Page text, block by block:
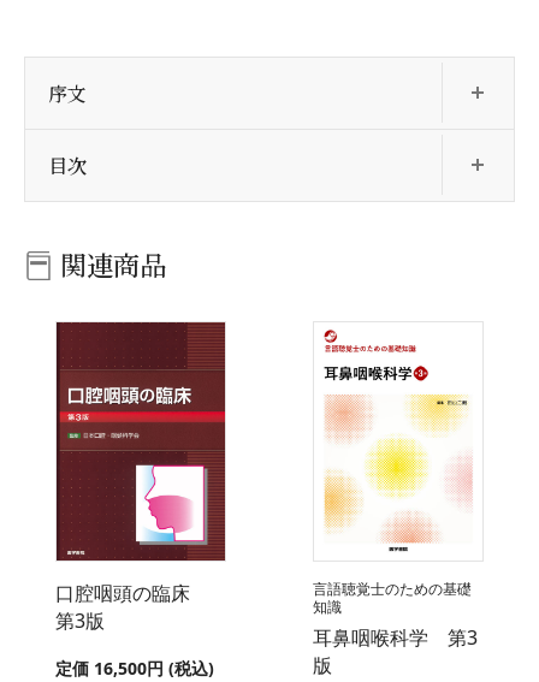
序文
目次
関連商品
口腔咽頭の臨床
第3版
定価 16,500円 (税込)
言語聴覚士のための基礎
知識
耳鼻咽喉科学 第3
版